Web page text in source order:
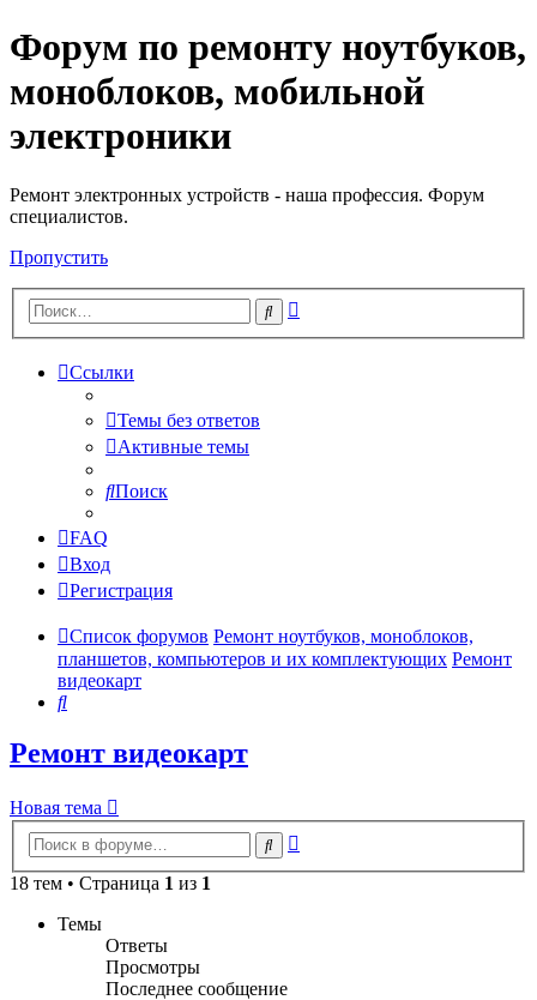
Регистрация
Форум по ремонту ноутбуков,
моноблоков, мобильной
электроники
Ремонт электронных устройств - наша профессия. Форум
специалистов.
Пропустить
Поиск
Ссылки
Темы без ответов
Активные темы
Поиск
FAQ
Вход
Регистрация
Список форумов Ремонт ноутбуков, моноблоков,
планшетов, компьютеров и их комплектующих Ремонт
видеокарт
Поиск
Ремонт видеокарт
Новая
тема
Новая тема
Поиск
18 тем • Страница 1 из 1
Темы
Ответы
Просмотры
Последнее сообщение